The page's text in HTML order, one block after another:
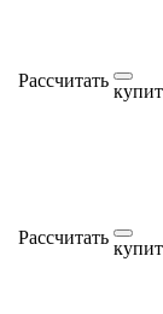
Рассчитать
Рассчитать